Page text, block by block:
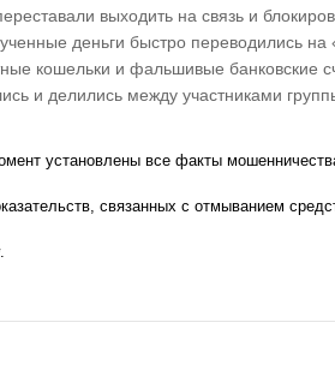
выходить на связь и
деньги быстро переводились на
кошельки и фальшивые банковские
и делились между участниками
установлены все факты
связанных с отмыванием